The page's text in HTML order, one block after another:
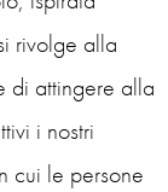
rivolge alla
di attingere alla
i nostri
cui le persone